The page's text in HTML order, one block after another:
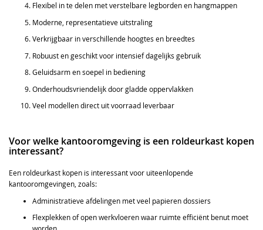
Flexibel in te delen met verstelbare legborden en hangmappen
Moderne, representatieve uitstraling
Verkrijgbaar in verschillende hoogtes en breedtes
Robuust en geschikt voor intensief dagelijks gebruik
Geluidsarm en soepel in bediening
Onderhoudsvriendelijk door gladde oppervlakken
Veel modellen direct uit voorraad leverbaar
Voor welke kantooromgeving is een roldeurkast kopen
interessant?
Een roldeurkast kopen is interessant voor uiteenlopende
kantooromgevingen, zoals:
Administratieve afdelingen met veel papieren dossiers
Flexplekken of open werkvloeren waar ruimte efficiënt benut moet